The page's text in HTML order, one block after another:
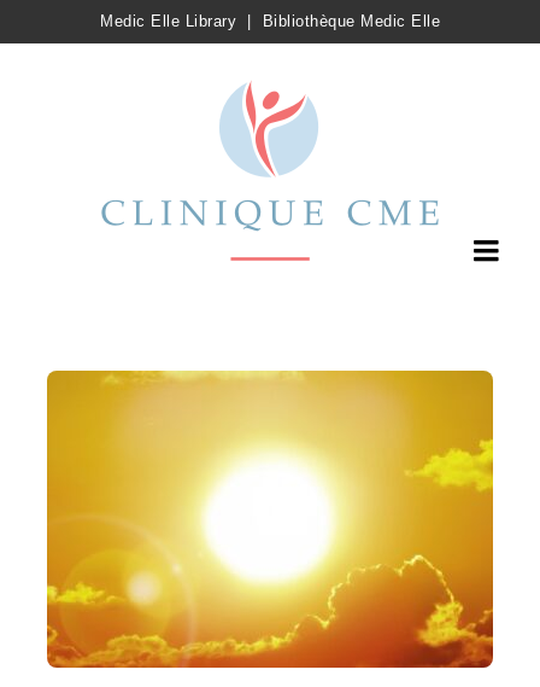
Medic Elle Library Bibliothèque Medic Elle